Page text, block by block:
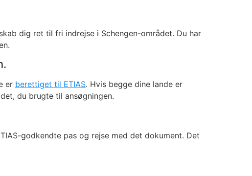
dig ret til fri indrejse i Schengen-området. Du har
er berettiget til ETIAS. Hvis begge dine lande er
du brugte til ansøgningen.
godkendte pas og rejse med det dokument. Det